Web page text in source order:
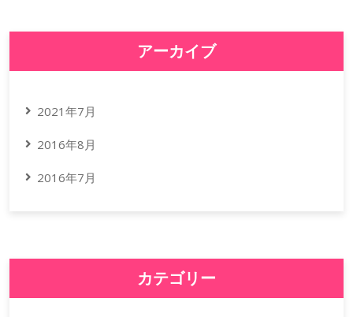
アーカイブ
2021年7月
2016年8月
2016年7月
カテゴリー